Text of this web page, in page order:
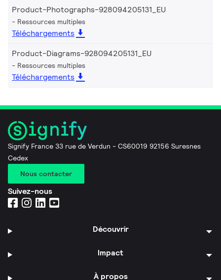
Product-Photographs-928094205131_EU
Ressources multiples
Téléchargements
Product-Diagrams-928094205131_EU
Ressources multiples
Téléchargements
Signify France 33 rue de Verdun - CS60019 92156 Suresnes
Cedex
Nous contacter
Suivez-nous
Découvrir
Impact
À propos